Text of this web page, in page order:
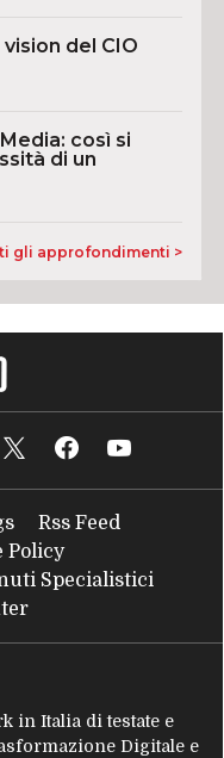
vision del CIO
così si
di un
gli approfondimenti >
Rss Feed
Policy
Specialistici
in Italia di testate e
Digitale e